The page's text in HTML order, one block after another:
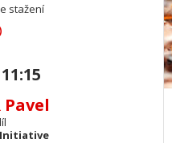
stažení
Pavel
Initiative